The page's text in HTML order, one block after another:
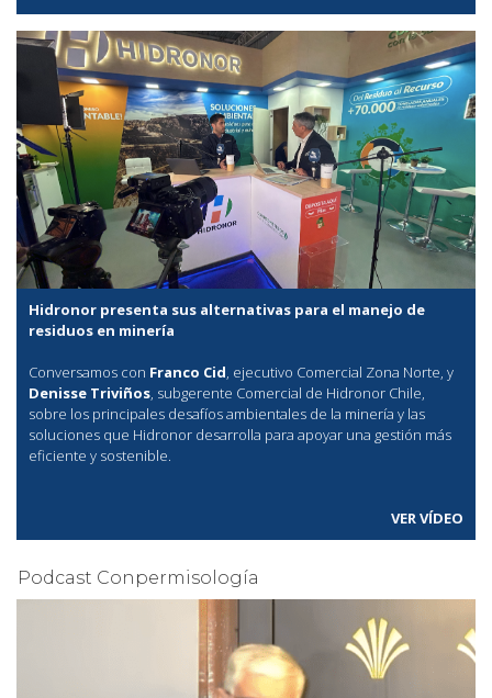
Hidronor presenta sus alternativas para el manejo de
residuos en minería
Conversamos con Franco Cid, ejecutivo Comercial Zona Norte, y
Denisse Triviños, subgerente Comercial de Hidronor Chile,
sobre los principales desafíos ambientales de la minería y las
soluciones que Hidronor desarrolla para apoyar una gestión más
eficiente y sostenible.
VER VÍDEO
Podcast Conpermisología